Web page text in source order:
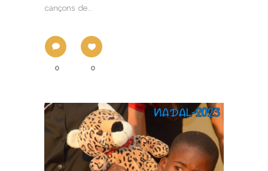
cançons de...
0 0